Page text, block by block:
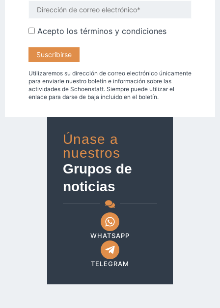
Acepto los términos y condiciones
Utilizaremos su dirección de correo electrónico únicamente
para enviarle nuestro boletín e información sobre las
actividades de Schoenstatt. Siempre puede utilizar el
enlace para darse de baja incluido en el boletín.
Únase a
nuestros
Grupos de
noticias
WHATSAPP
TELEGRAM